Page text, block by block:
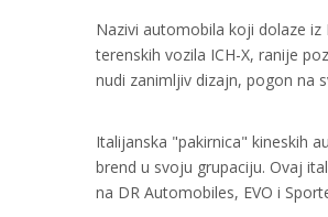
Nazivi automobila koji dolaze iz
terenskih vozila ICH-X, ranije
nudi zanimljiv dizajn, pogon na
Italijanska "pakirnica" kineskih
brend u svoju grupaciju. Ovaj
na DR Automobiles, EVO i